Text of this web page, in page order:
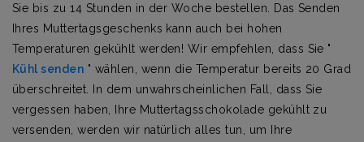
Sie bis zu 14 Stunden in der Woche bestellen. Das Senden
Ihres Muttertagsgeschenks kann auch bei hohen
Temperaturen gekühlt werden! Wir empfehlen, dass Sie "
Kühl senden " wählen, wenn die Temperatur bereits 20 Grad
überschreitet. In dem unwahrscheinlichen Fall, dass Sie
vergessen haben, Ihre Muttertagsschokolade gekühlt zu
versenden, werden wir natürlich alles tun, um Ihre